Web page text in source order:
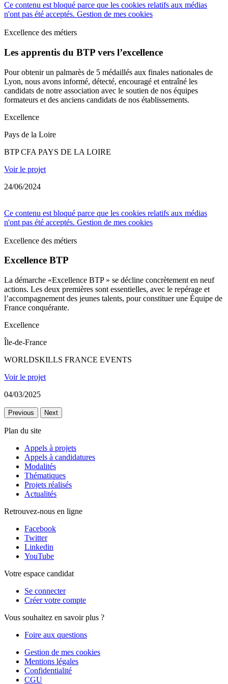
Ce contenu est bloqué parce que les cookies relatifs aux médias
n'ont pas été acceptés. Gestion de mes cookies
Excellence des métiers
Les apprentis du BTP vers l’excellence
Pour obtenir un palmarès de 5 médaillés aux finales nationales de
Lyon, nous avons informé, détecté, encouragé et entraîné les
candidats de notre association avec le soutien de nos équipes
formateurs et des anciens candidats de nos établissements.
Excellence
Pays de la Loire
BTP CFA PAYS DE LA LOIRE
Voir le projet
24/06/2024
Ce contenu est bloqué parce que les cookies relatifs aux médias
n'ont pas été acceptés. Gestion de mes cookies
Excellence des métiers
Excellence BTP
La démarche «Excellence BTP » se décline concrètement en neuf
actions. Les deux premières sont essentielles, avec le repérage et
l’accompagnement des jeunes talents, pour constituer une Équipe de
France conquérante.
Excellence
Île-de-France
WORLDSKILLS FRANCE EVENTS
Voir le projet
04/03/2025
Previous Next
Plan du site
Appels à projets
Appels à candidatures
Modalités
Thématiques
Projets réalisés
Actualités
Retrouvez-nous en ligne
Facebook
Twitter
Linkedin
YouTube
Votre espace candidat
Se connecter
Créer votre compte
Vous souhaitez en savoir plus ?
Foire aux questions
Gestion de mes cookies
Mentions légales
Confidentialité
CGU